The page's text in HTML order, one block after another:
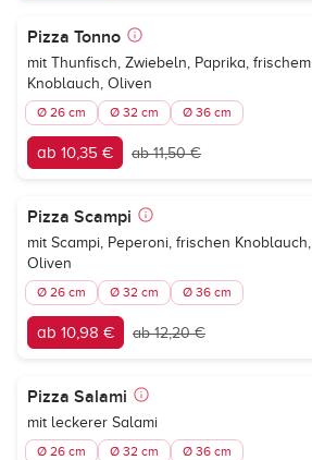
Pizza Tonno
mit Thunfisch, Zwiebeln, Paprika, frischem
Knoblauch, Oliven
Ø 26 cm Ø 32 cm Ø 36 cm
ab 10,35 € ab 11,50 €
Pizza Scampi
mit Scampi, Peperoni, frischen Knoblauch,
Oliven
Ø 26 cm Ø 32 cm Ø 36 cm
ab 10,98 € ab 12,20 €
Pizza Salami
mit leckerer Salami
Ø 26 cm Ø 32 cm Ø 36 cm